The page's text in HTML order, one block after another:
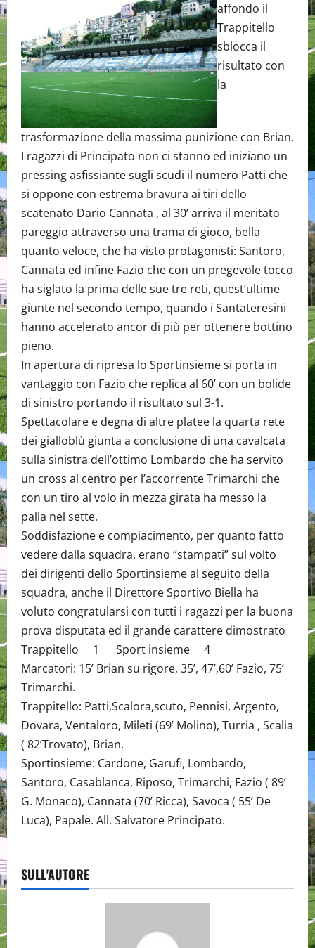
affondo il
Trappitello
sblocca il
risultato con
la
trasformazione della massima punizione con Brian.
I ragazzi di Principato non ci stanno ed iniziano un
pressing asfissiante sugli scudi il numero Patti che
si oppone con estrema bravura ai tiri dello
scatenato Dario Cannata , al 30’ arriva il meritato
pareggio attraverso una trama di gioco, bella
quanto veloce, che ha visto protagonisti: Santoro,
Cannata ed infine Fazio che con un pregevole tocco
ha siglato la prima delle sue tre reti, quest’ultime
giunte nel secondo tempo, quando i Santateresini
hanno accelerato ancor di più per ottenere bottino
pieno.
In apertura di ripresa lo Sportinsieme si porta in
vantaggio con Fazio che replica al 60’ con un bolide
di sinistro portando il risultato sul 3-1.
Spettacolare e degna di altre platee la quarta rete
dei gialloblù giunta a conclusione di una cavalcata
sulla sinistra dell’ottimo Lombardo che ha servito
un cross al centro per l’accorrente Trimarchi che
con un tiro al volo in mezza girata ha messo la
palla nel sette.
Soddisfazione e compiacimento, per quanto fatto
vedere dalla squadra, erano “stampati” sul volto
dei dirigenti dello Sportinsieme al seguito della
squadra, anche il Direttore Sportivo Biella ha
voluto congratularsi con tutti i ragazzi per la buona
prova disputata ed il grande carattere dimostrato
Trappitello 1 Sport insieme 4
Marcatori: 15’ Brian su rigore, 35’, 47’,60’ Fazio, 75’
Trimarchi.
Trappitello: Patti,Scalora,scuto, Pennisi, Argento,
Dovara, Ventaloro, Mileti (69’ Molino), Turria , Scalia
( 82’Trovato), Brian.
Sportinsieme: Cardone, Garufi, Lombardo,
Santoro, Casablanca, Riposo, Trimarchi, Fazio ( 89’
G. Monaco), Cannata (70’ Ricca), Savoca ( 55’ De
Luca), Papale. All. Salvatore Principato.
SULL'AUTORE